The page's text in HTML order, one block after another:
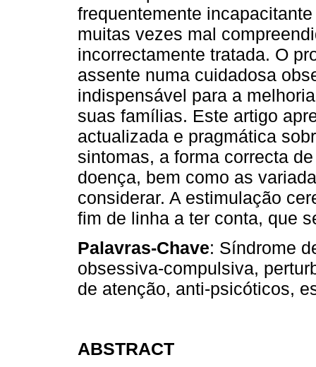
frequentemente
muitas vezes mal
incorrectamente tratada. O
assente numa cuidadosa
indispensável para a
suas famílias. Este artigo
actualizada e pragmática
sintomas, a forma correcta
doença, bem como as
considerar. A estimulação
fim de linha a ter conta, que
Palavras-Chave: Síndrome
obsessiva-compulsiva,
de atenção, anti-psicóticos,
ABSTRACT